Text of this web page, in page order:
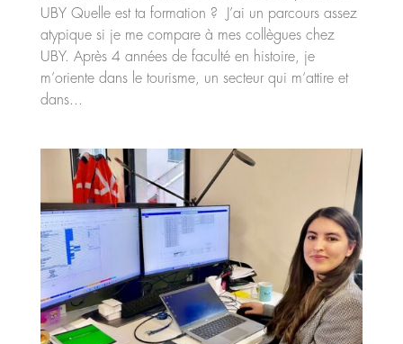
UBY Quelle est ta formation ? J’ai un parcours assez
atypique si je me compare à mes collègues chez
UBY. Après 4 années de faculté en histoire, je
m’oriente dans le tourisme, un secteur qui m‘attire et
dans...